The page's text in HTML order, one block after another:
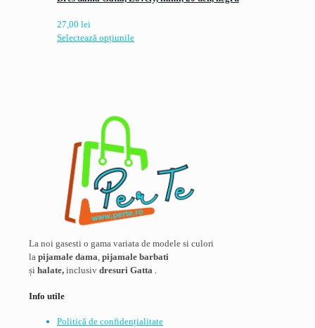
27,00 lei
Selectează opțiunileAcest
alese
în
produsului.
La noi gasesti o gama variata de modele si culori
la pijamale dama, pijamale barbati
și halate, inclusiv dresuri Gatta .
Info utile
Politică de confidențialitate